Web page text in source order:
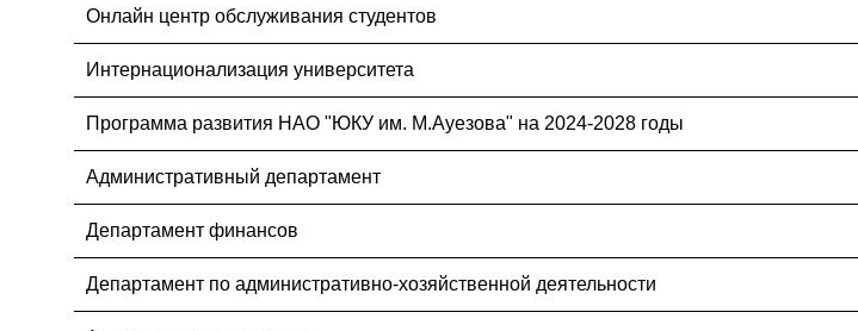
Онлайн центр обслуживания студентов
Интернационализация университета
Программа развития НАО "ЮКУ им. М.Ауезова" на 2024-2028 годы
Административный департамент
Департамент финансов
Департамент по административно-хозяйственной деятельности